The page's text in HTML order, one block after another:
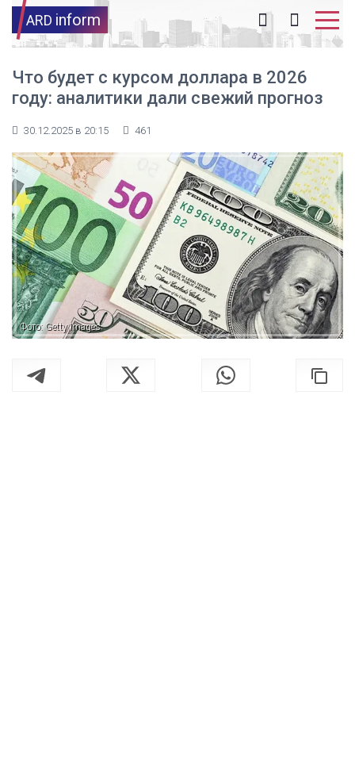
ARD inform
Что будет с курсом доллара в 2026
году: аналитики дали свежий прогноз
30.12.2025 в 20:15 461
Фото: Getty Images